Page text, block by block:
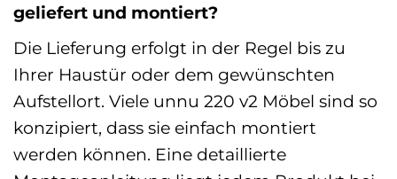
geliefert und montiert?
Die Lieferung erfolgt in der Regel bis zu
Ihrer Haustür oder dem gewünschten
Aufstellort. Viele unnu 220 v2 Möbel sind so
konzipiert, dass sie einfach montiert
werden können. Eine detaillierte